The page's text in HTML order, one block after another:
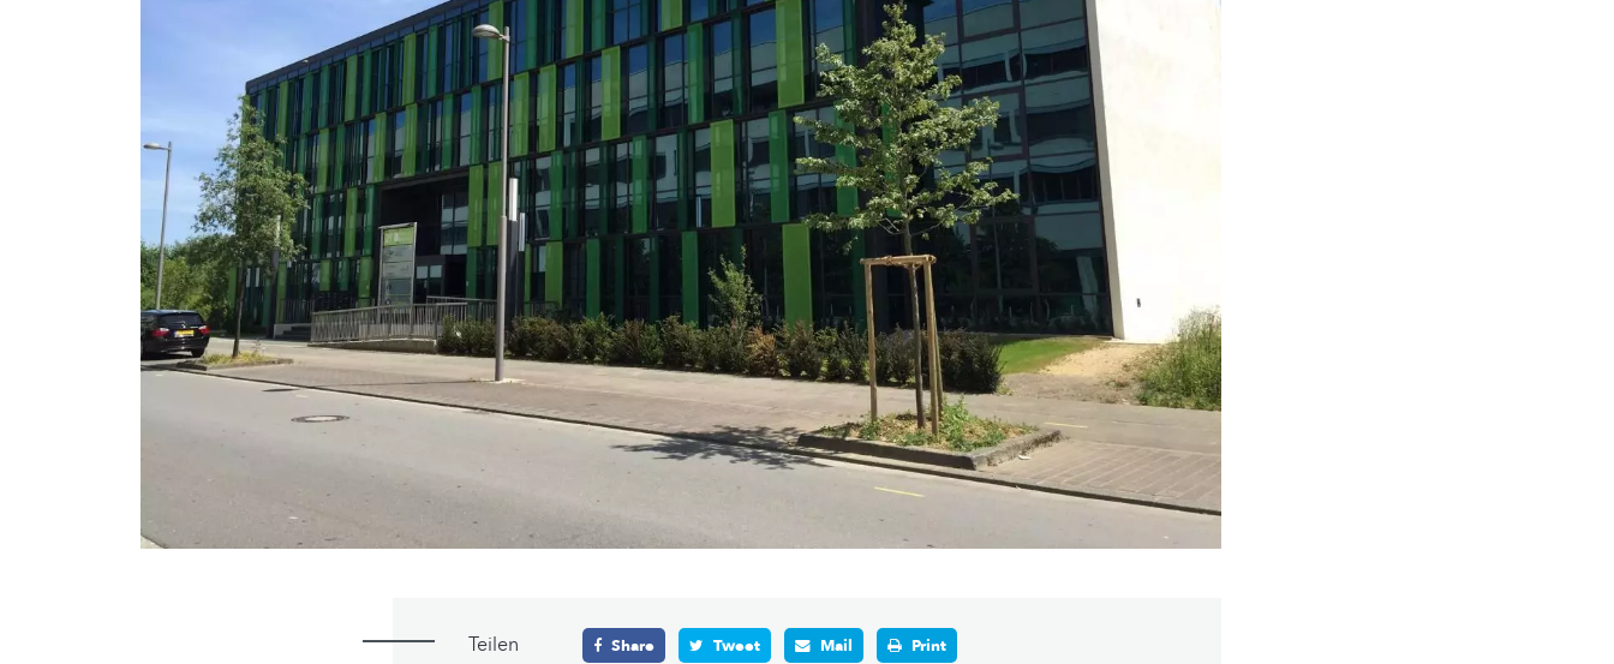
Teilen Share Tweet Mail Print